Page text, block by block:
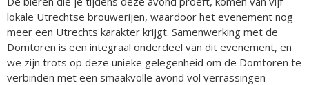
lokale Utrechtse brouwerijen, waardoor het evenement nog
meer een Utrechts karakter krijgt. Samenwerking met de
Domtoren is een integraal onderdeel van dit evenement, en
we zijn trots op deze unieke gelegenheid om de Domtoren te
verbinden met een smaakvolle avond vol verrassingen